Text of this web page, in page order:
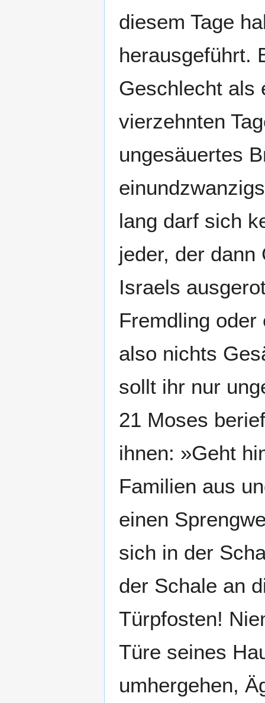
diesem Tage
herausgeführt.
Geschlecht als
vierzehnten
ungesäuertes
lang darf sich
jeder, der
Israels
Fremdling
also nichts
sollt ihr nur
21 Moses
ihnen: »Geht
Familien aus
einen
sich in der
der Schale an
Türpfosten!
Türe seines
umhergehen,